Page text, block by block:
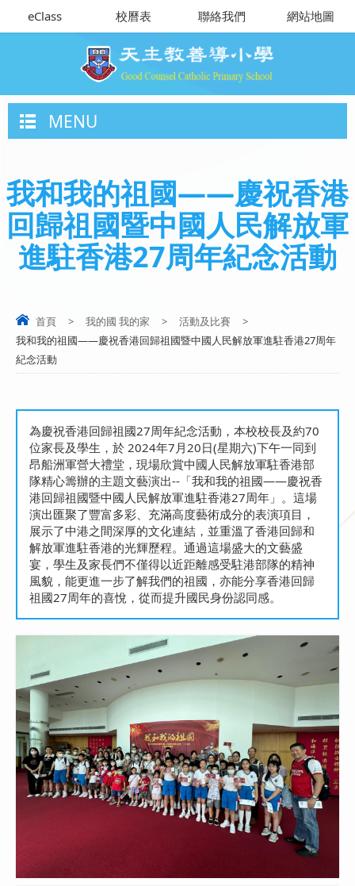
eClass 校曆表 聯絡我們 網站地圖
MENU
我和我的祖國——慶祝香港
回歸祖國暨中國人民解放軍
進駐香港27周年紀念活動
首頁 > 我的國 我的家 > 活動及比賽
>
我和我的祖國——慶祝香港回歸祖國暨中國人民解放軍進駐香港27周年
紀念活動
為慶祝香港回歸祖國27周年紀念活動，本校校長及約70
位家長及學生，於 2024年7月20日(星期六)下午一同到
昂船洲軍營大禮堂，現場欣賞中國人民解放軍駐香港部
隊精心籌辦的主題文藝演出--「我和我的祖國——慶祝香
港回歸祖國暨中國人民解放軍進駐香港27周年」。這場
演出匯聚了豐富多彩、充滿高度藝術成分的表演項目，
展示了中港之間深厚的文化連結，並重溫了香港回歸和
解放軍進駐香港的光輝歷程。通過這場盛大的文藝盛
宴，學生及家長們不僅得以近距離感受駐港部隊的精神
風貌，能更進一步了解我們的祖國，亦能分享香港回歸
祖國27周年的喜悅，從而提升國民身份認同感。